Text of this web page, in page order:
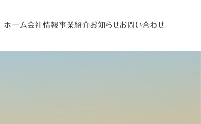
ホーム会社情報事業紹介お知らせお問い合わせ